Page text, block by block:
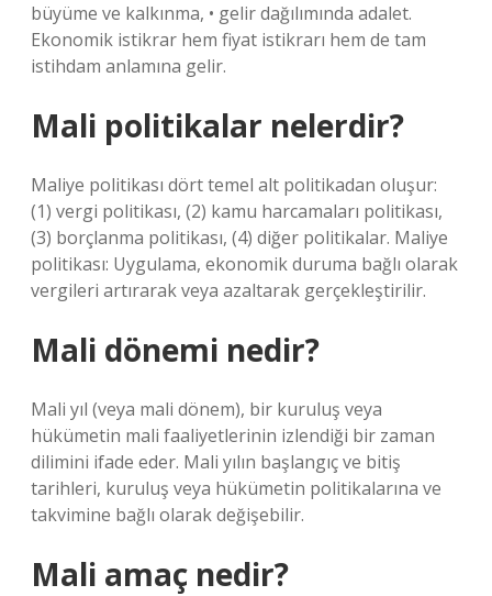
büyüme ve kalkınma, • gelir dağılımında adalet.
Ekonomik istikrar hem fiyat istikrarı hem de tam
istihdam anlamına gelir.
Mali politikalar nelerdir?
Maliye politikası dört temel alt politikadan oluşur:
(1) vergi politikası, (2) kamu harcamaları politikası,
(3) borçlanma politikası, (4) diğer politikalar. Maliye
politikası: Uygulama, ekonomik duruma bağlı olarak
vergileri artırarak veya azaltarak gerçekleştirilir.
Mali dönemi nedir?
Mali yıl (veya mali dönem), bir kuruluş veya
hükümetin mali faaliyetlerinin izlendiği bir zaman
dilimini ifade eder. Mali yılın başlangıç ​​ve bitiş
tarihleri, kuruluş veya hükümetin politikalarına ve
takvimine bağlı olarak değişebilir.
Mali amaç nedir?